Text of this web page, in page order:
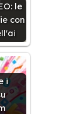
le
con
i